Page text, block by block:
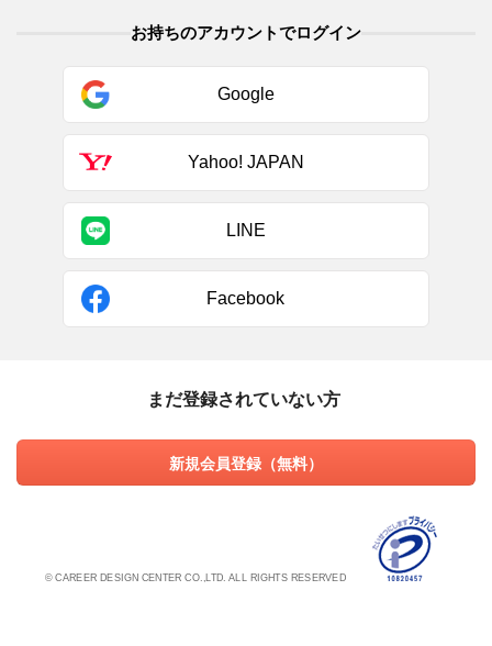
お持ちのアカウントでログイン
Google
Yahoo! JAPAN
LINE
Facebook
まだ登録されていない方
新規会員登録（無料）
© CAREER DESIGN CENTER CO.,LTD. ALL RIGHTS RESERVED